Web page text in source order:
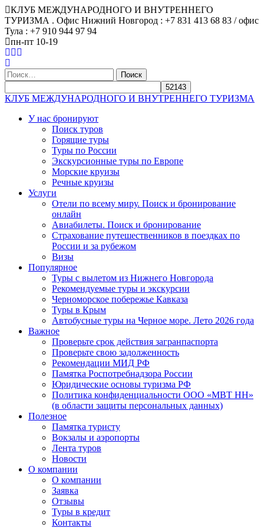
КЛУБ МЕЖДУНАРОДНОГО И ВНУТРЕННЕГО
ТУРИЗМА . Офис Нижний Новгород : +7 831 413 68 83 / офис
Тула : +7 910 944 97 94
пн-пт 10-19
Найти:
КЛУБ МЕЖДУНАРОДНОГО И ВНУТРЕННЕГО ТУРИЗМА
У нас бронируют
Поиск туров
Горящие туры
Туры по России
Экскурсионные туры по Европе
Морские круизы
Речные круизы
Услуги
Отели по всему миру. Поиск и бронирование
онлайн
Авиабилеты. Поиск и бронирование
Страхование путешественников в поездках по
России и за рубежом
Визы
Популярное
Туры с вылетом из Нижнего Новгорода
Рекомендуемые туры и экскурсии
Черноморское побережье Кавказа
Туры в Крым
Автобусные туры на Черное море. Лето 2026 года
Важное
Проверьте срок действия загранпаспорта
Проверьте свою задолженность
Рекомендации МИД РФ
Памятка Роспотребнадзора России
Юридические основы туризма РФ
Политика конфиденциальности ООО «МВТ НН»
(в области защиты персональных данных)
Полезное
Памятка туристу
Вокзалы и аэропорты
Лента туров
Новости
О компании
О компании
Заявка
Отзывы
Туры в кредит
Контакты